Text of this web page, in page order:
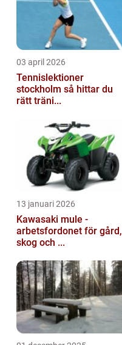
03 april 2026
Tennislektioner
stockholm så hittar du
rätt träni...
13 januari 2026
Kawasaki mule -
arbetsfordonet för gård,
skog och ...